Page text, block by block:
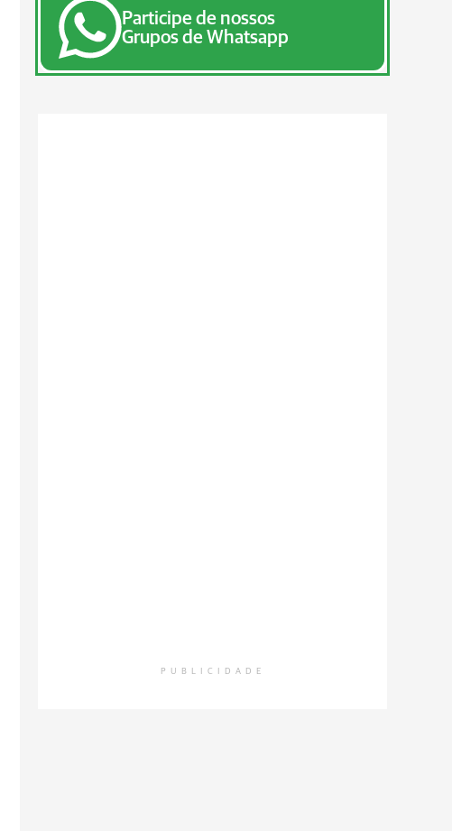
Participe de nossos
Grupos de Whatsapp
PUBLICIDADE